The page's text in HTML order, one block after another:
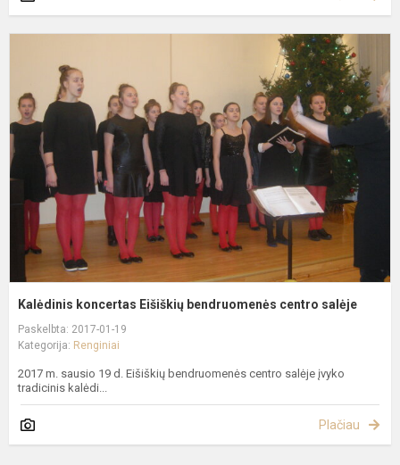
Kalėdinis koncertas Eišiškių bendruomenės centro salėje
Paskelbta: 2017-01-19
Kategorija: Renginiai
2017 m. sausio 19 d. Eišiškių bendruomenės centro salėje įvyko
tradicinis kalėdi...
Plačiau